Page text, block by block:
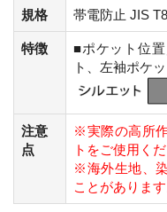
規格 帯電防止 JIS
特徴
■ポケット位
ト、左袖ポケ
注意
点
※実際の高所
トをご使用くだ
※海外生地、
ことがあります